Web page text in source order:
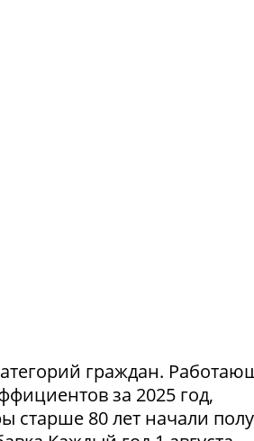
граждан.
за 2025 год,
старше 80 лет начали